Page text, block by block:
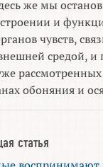
же мы
и
чувств,
средой, и
обоняния и
статья